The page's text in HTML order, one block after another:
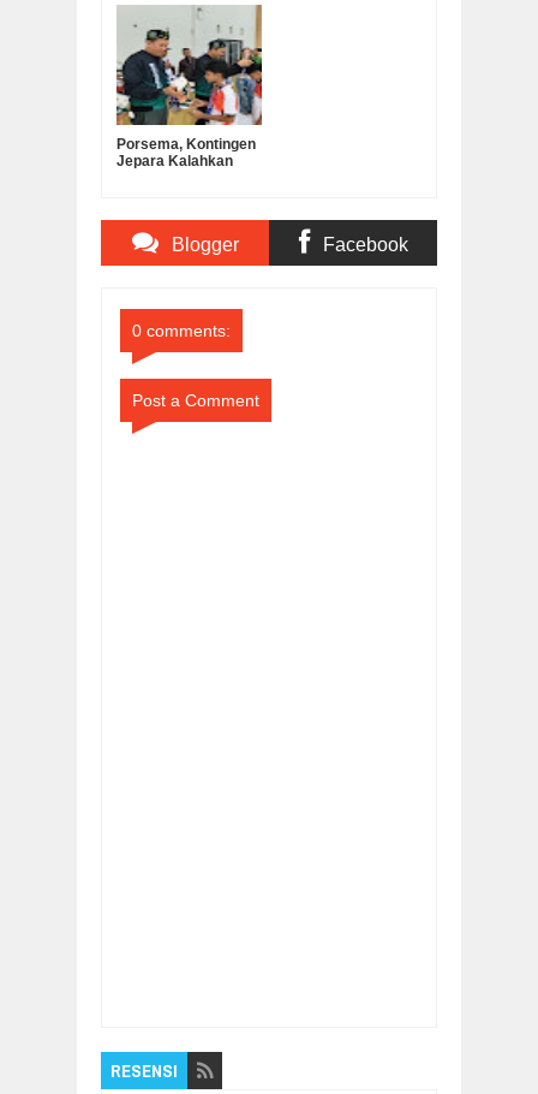
Operasional MKKS
SMK Ma’arif
Porsema, Kontingen
Jepara Kalahkan
Blogger Facebook
0 comments:
Post a Comment
RESENSI